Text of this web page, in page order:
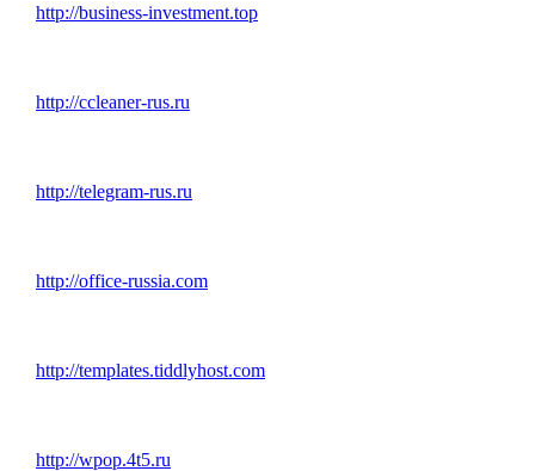
http://business-investment.top
http://ccleaner-rus.ru
http://telegram-rus.ru
http://office-russia.com
http://templates.tiddlyhost.com
http://wpop.4t5.ru